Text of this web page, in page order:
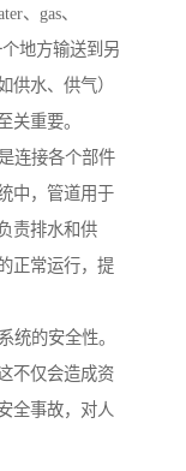
、gas、
地方输送到另
供水、供气）
关重要。
连接各个部件
中，管道用于
责排水和供
正常运行，提
统的安全性。
不仅会造成资
全事故，对人